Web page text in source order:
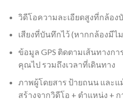
วิดีโอความละเอียดสูงที่กล้อง
เสียงที่บันทึกไว้ (หากกล้องมีไ
ข้อมูล GPS ติดตามเส้นทางก
คุณไป รวมถึงเวลาที่เดินทาง
ภาพผู้โดยสาร ป้ายถนน และแ
สร้างจากวิดีโอ + ตำแหน่ง +